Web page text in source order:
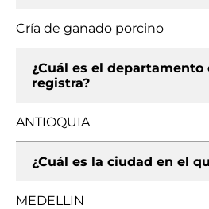
Cría de ganado porcino
¿Cuál es el departamento
registra?
ANTIOQUIA
¿Cuál es la ciudad en el
MEDELLIN